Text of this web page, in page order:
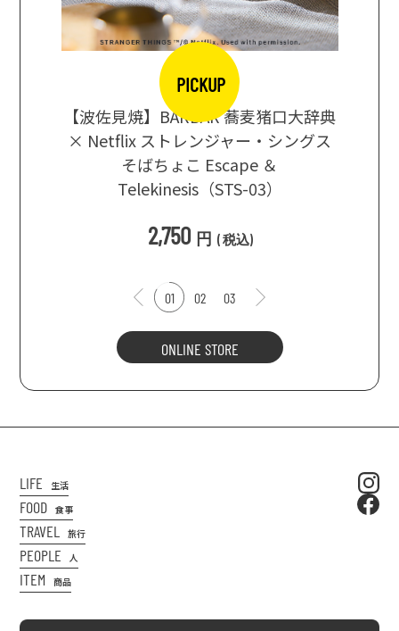
PICKUP
【波佐見焼】BARBAR 蕎麦猪口大辞典
× Netflix ストレンジャー・シングス
そばちょこ Escape ＆
Telekinesis（STS-03）
2,750 円 (税込)
01 02 03
ONLINE STORE
LIFE 生活
FOOD 食事
TRAVEL 旅行
PEOPLE 人
ITEM 商品